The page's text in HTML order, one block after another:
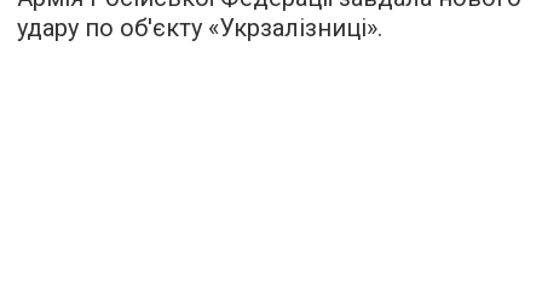
удару по об'єкту «Укрзалізниці».